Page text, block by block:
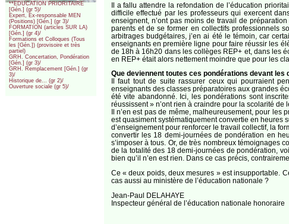
**EDUCATION PRIORITAIRE
[Gén.] (gr 5)/
Expert, Ex-responsable MEN
(Positions) [Gén.] (gr 3)/
FORMATION (articles SUR LA)
[Gén.] (gr 4)/
Formations et Colloques (Tous
les [Gén.]) (provisoire et très
partiel)
GRH. Concertation, Pondération
[Gén.] (gr 3)/
GRH. Remplacement [Gén.] (gr
3)/
Historique de... (gr 2)/
Ouverture sociale (gr 5)/
Il a fallu attendre la refondation de l’éducation
difficile effectué par les professeurs qui exercent
enseignent, n’ont pas moins de travail de
parents et de se former en collectifs professionnels
arbitrages budgétaires, j’en ai été le témoin, car
enseignants en première ligne pour faire réussir les
de 18h à 16h20 dans les collèges REP+ et, dans les
en REP+ était alors nettement moindre que pour les
Que deviennent toutes ces pondérations devant les
Il faut tout de suite rassurer ceux qui pourraient
enseignants des classes préparatoires aux grandes
été vite abandonné. Ici, les pondérations sont
réussissent » n’ont rien à craindre pour la scolarité de
Il n’en est pas de même, malheureusement, pour
est quasiment systématiquement convertie en heures
d’enseignement pour renforcer le travail collectif, la
convertir les 18 demi-journées de pondération en
s’imposer à tous. Or, de très nombreux témoignages
de la totalité des 18 demi-journées de pondération,
bien qu’il n’en est rien. Dans ce cas précis,
Ce « deux poids, deux mesures » est insupportable.
cas aussi au ministère de l’éducation nationale ?
Jean-Paul DELAHAYE
Inspecteur général de l’éducation nationale honoraire